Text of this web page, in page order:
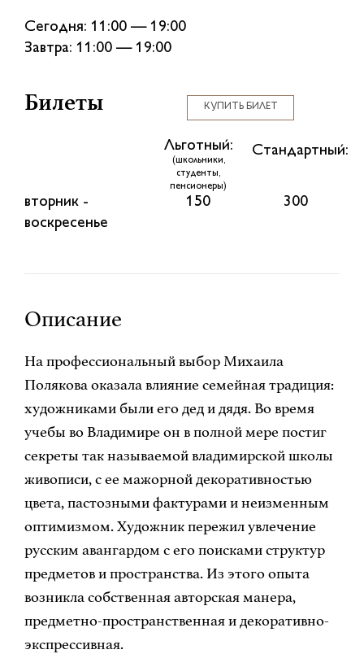
Сегодня: 11:00 — 19:00
Завтра: 11:00 — 19:00
Билеты КУПИТЬ БИЛЕТ
Льготный:
(школьники,
студенты,
пенсионеры)
Стандартный:
вторник -
воскресенье
150 300
Описание
На профессиональный выбор Михаила
Полякова оказала влияние семейная традиция:
художниками были его дед и дядя. Во время
учебы во Владимире он в полной мере постиг
секреты так называемой владимирской школы
живописи, с ее мажорной декоративностью
цвета, пастозными фактурами и неизменным
оптимизмом. Художник пережил увлечение
русским авангардом с его поисками структур
предметов и пространства. Из этого опыта
возникла собственная авторская манера,
предметно-пространственная и декоративно-
экспрессивная.